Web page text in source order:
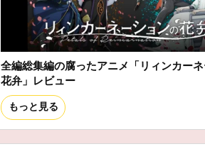
全編総集編の腐ったアニメ「リィンカー
花弁」レビュー
もっと見る